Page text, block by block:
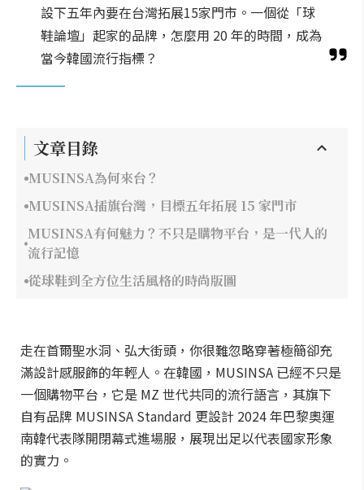
設下五年內要在台灣拓展15家門市。一個從「球
鞋論壇」起家的品牌，怎麼用 20 年的時間，成為
當今韓國流行指標？
文章目錄
MUSINSA為何來台？
MUSINSA插旗台灣，目標五年拓展 15 家門市
MUSINSA有何魅力？不只是購物平台，是一代人的
流行記憶
從球鞋到全方位生活風格的時尚版圖
走在首爾聖水洞、弘大街頭，你很難忽略穿著極簡卻充
滿設計感服飾的年輕人。在韓國，MUSINSA 已經不只是
一個購物平台，它是 MZ 世代共同的流行語言，其旗下
自有品牌 MUSINSA Standard 更設計 2024 年巴黎奧運
南韓代表隊開閉幕式進場服，展現出足以代表國家形象
的實力。